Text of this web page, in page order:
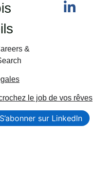
&
le job de vos rêves